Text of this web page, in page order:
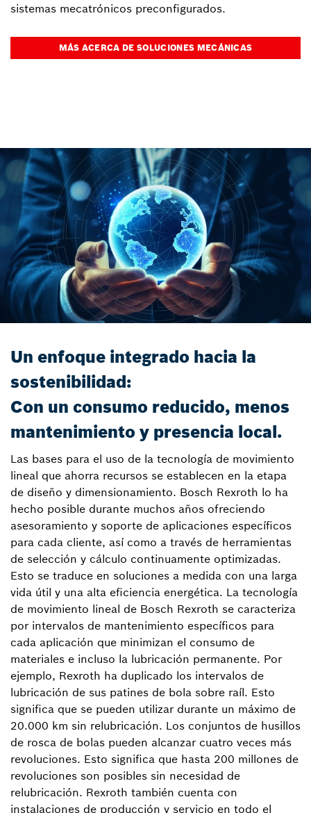
sistemas mecatrónicos preconfigurados.
MÁS ACERCA DE SOLUCIONES MECÁNICAS
Un enfoque integrado hacia la
sostenibilidad:
Con un consumo reducido, menos
mantenimiento y presencia local.
Las bases para el uso de la tecnología de movimiento
lineal que ahorra recursos se establecen en la etapa
de diseño y dimensionamiento. Bosch Rexroth lo ha
hecho posible durante muchos años ofreciendo
asesoramiento y soporte de aplicaciones específicos
para cada cliente, así como a través de herramientas
de selección y cálculo continuamente optimizadas.
Esto se traduce en soluciones a medida con una larga
vida útil y una alta eficiencia energética. La tecnología
de movimiento lineal de Bosch Rexroth se caracteriza
por intervalos de mantenimiento específicos para
cada aplicación que minimizan el consumo de
materiales e incluso la lubricación permanente. Por
ejemplo, Rexroth ha duplicado los intervalos de
lubricación de sus patines de bola sobre raíl. Esto
significa que se pueden utilizar durante un máximo de
20.000 km sin relubricación. Los conjuntos de husillos
de rosca de bolas pueden alcanzar cuatro veces más
revoluciones. Esto significa que hasta 200 millones de
revoluciones son posibles sin necesidad de
relubricación. Rexroth también cuenta con
instalaciones de producción y servicio en todo el